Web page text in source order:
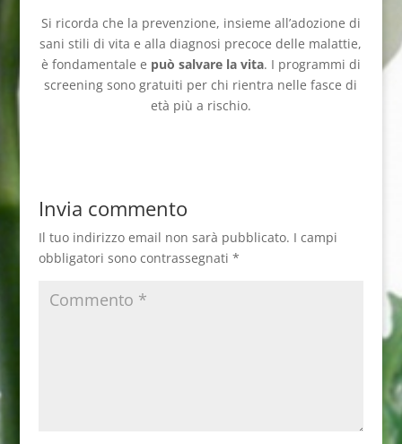
Si ricorda che la prevenzione, insieme all’adozione di
sani stili di vita e alla diagnosi precoce delle malattie,
è fondamentale e può salvare la vita. I programmi di
screening sono gratuiti per chi rientra nelle fasce di
età più a rischio.
Invia commento
Il tuo indirizzo email non sarà pubblicato. I campi
obbligatori sono contrassegnati *